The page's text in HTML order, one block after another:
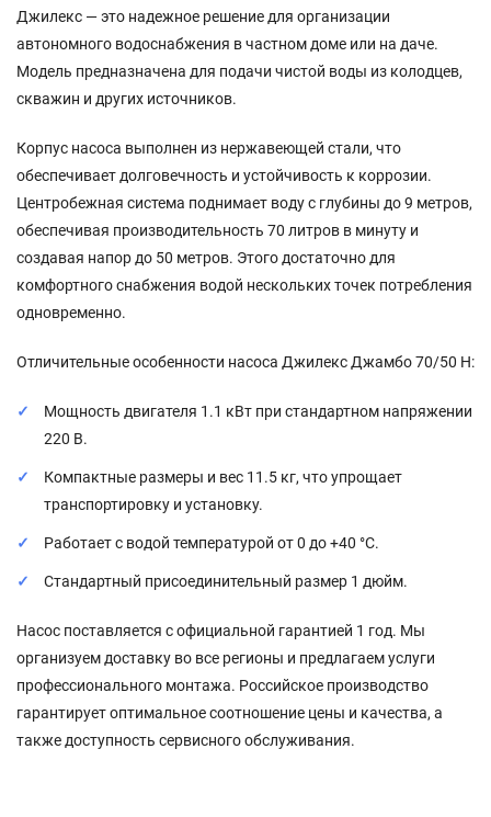
Джилекс — это надежное решение для организации
автономного водоснабжения в частном доме или на даче.
Модель предназначена для подачи чистой воды из колодцев,
скважин и других источников.
Корпус насоса выполнен из нержавеющей стали, что
обеспечивает долговечность и устойчивость к коррозии.
Центробежная система поднимает воду с глубины до 9 метров,
обеспечивая производительность 70 литров в минуту и
создавая напор до 50 метров. Этого достаточно для
комфортного снабжения водой нескольких точек потребления
одновременно.
Отличительные особенности насоса Джилекс Джамбо 70/50 Н:
Мощность двигателя 1.1 кВт при стандартном напряжении
220 В.
Компактные размеры и вес 11.5 кг, что упрощает
транспортировку и установку.
Работает с водой температурой от 0 до +40 °С.
Стандартный присоединительный размер 1 дюйм.
Насос поставляется с официальной гарантией 1 год. Мы
организуем доставку во все регионы и предлагаем услуги
профессионального монтажа. Российское производство
гарантирует оптимальное соотношение цены и качества, а
также доступность сервисного обслуживания.